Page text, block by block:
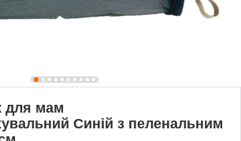
для мам
Синій з пеленальним